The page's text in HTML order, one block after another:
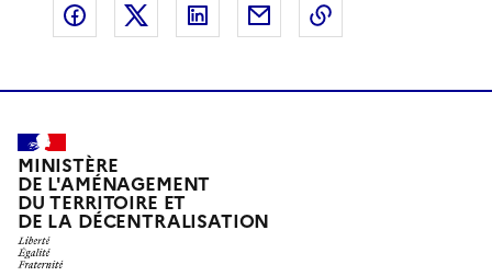
Partager sur Facebook
Partager sur XPartager sur LinkedIn
Partager par email
MINISTÈRE
DE L'AMÉNAGEMENT
DU TERRITOIRE ET
DE LA DÉCENTRALISATION